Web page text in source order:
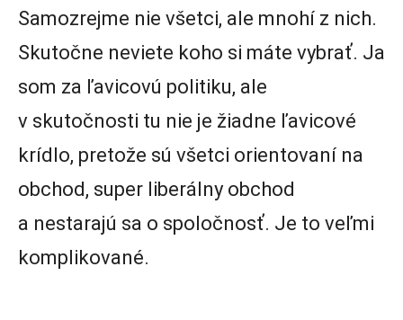
Samozrejme nie všetci, ale mnohí z nich.
Skutočne neviete koho si máte vybrať. Ja
som za ľavicovú politiku, ale
v skutočnosti tu nie je žiadne ľavicové
krídlo, pretože sú všetci orientovaní na
obchod, super liberálny obchod
a nestarajú sa o spoločnosť. Je to veľmi
komplikované.